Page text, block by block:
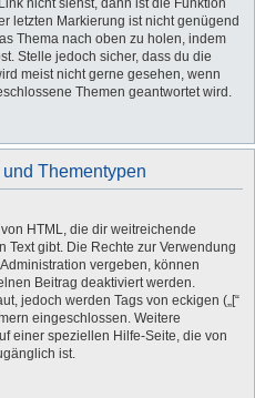
nicht siehst, dann ist die Funktion
letzten Markierung ist nicht genügend
Thema nach oben zu holen, indem
Stelle jedoch sicher, dass du die
meist nicht gerne gesehen, wenn
Themen geantwortet wird.
Thementypen
HTML, die dir weitreichende
Text gibt. Die Rechte zur Verwendung
vergeben, können
Beitrag deaktiviert werden.
jedoch werden Tags von eckigen („[“
eingeschlossen. Weitere
einer speziellen Hilfe-Seite, die von
ist.